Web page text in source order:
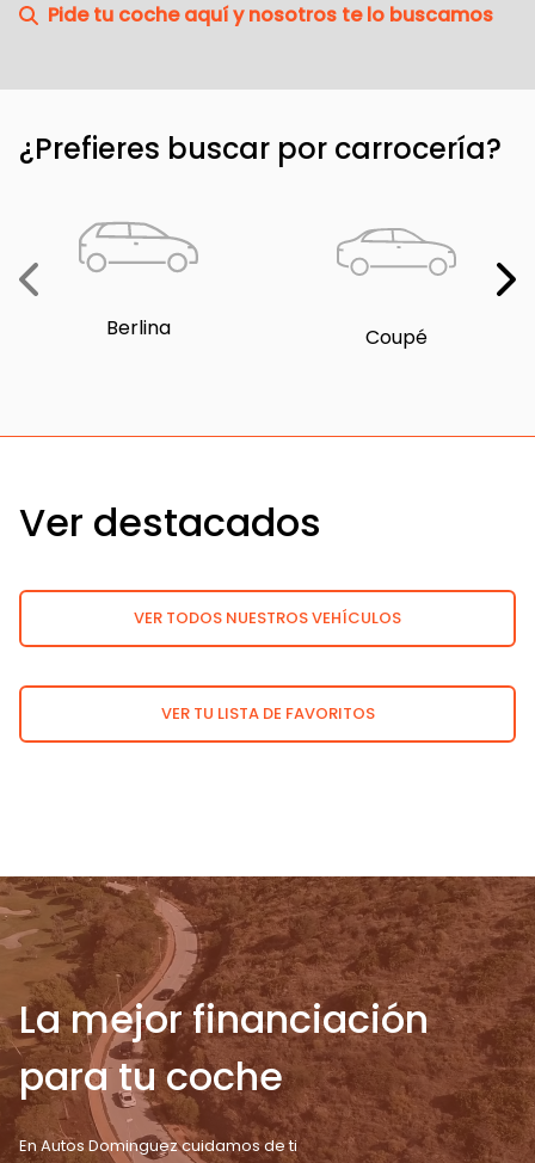
Pide tu coche aquí y nosotros te lo buscamos
¿Prefieres buscar por carrocería?
Berlina Coupé
Ver destacados
VER TODOS NUESTROS VEHÍCULOS
VER TU LISTA DE FAVORITOS
La mejor financiación
para tu coche
En Autos Dominguez cuidamos de ti